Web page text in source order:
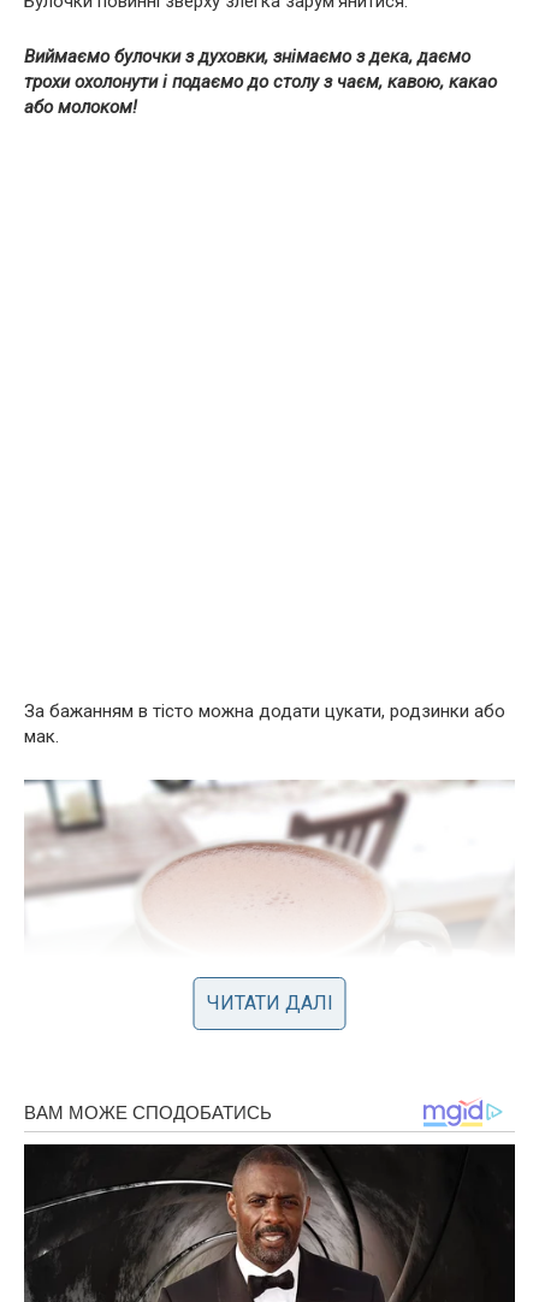
Виймаємо булочки з духовки, знімаємо з дека, даємо
трохи охолонути і подаємо до столу з чаєм, кавою, какао
або молоком!
За бажанням в тісто можна додати цукати, родзинки або
мак.
ЧИТАТИ ДАЛІ